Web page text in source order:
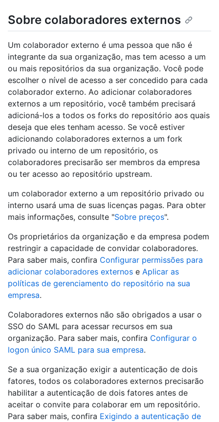
Sobre colaboradores externos
Um colaborador externo é uma pessoa que não é
integrante da sua organização, mas tem acesso a um
ou mais repositórios da sua organização. Você pode
escolher o nível de acesso a ser concedido para cada
colaborador externo. Ao adicionar colaboradores
externos a um repositório, você também precisará
adicioná-los a todos os forks do repositório aos quais
deseja que eles tenham acesso. Se você estiver
adicionando colaboradores externos a um fork
privado ou interno de um repositório, os
colaboradores precisarão ser membros da empresa
ou ter acesso ao repositório upstream.
um colaborador externo a um repositório privado ou
interno usará uma de suas licenças pagas. Para obter
mais informações, consulte "Sobre preços".
Os proprietários da organização e da empresa podem
restringir a capacidade de convidar colaboradores.
Para saber mais, confira Configurar permissões para
adicionar colaboradores externos e Aplicar as
políticas de gerenciamento do repositório na sua
empresa.
Colaboradores externos não são obrigados a usar o
SSO do SAML para acessar recursos em sua
organização. Para saber mais, confira Configurar o
logon único SAML para sua empresa.
Se a sua organização exigir a autenticação de dois
fatores, todos os colaboradores externos precisarão
habilitar a autenticação de dois fatores antes de
aceitar o convite para colaborar em um repositório.
Para saber mais, confira Exigindo a autenticação de